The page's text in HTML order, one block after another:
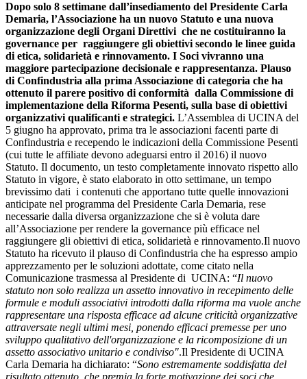
Dopo solo 8 settimane dall’insediamento del Presidente Carla
Demaria, l’Associazione ha un nuovo Statuto e una nuova
organizzazione degli Organi Direttivi che ne costituiranno la
governance per raggiungere gli obiettivi secondo le linee guida
di etica, solidarietà e rinnovamento. I Soci vivranno una
maggiore partecipazione decisionale e rappresentanza. Plauso
di Confindustria alla prima Associazione di categoria che ha
ottenuto il parere positivo di conformità dalla Commissione di
implementazione della Riforma Pesenti, sulla base di obiettivi
organizzativi qualificanti e strategici. L’Assemblea di UCINA del
5 giugno ha approvato, prima tra le associazioni facenti parte di
Confindustria e recependo le indicazioni della Commissione Pesenti
(cui tutte le affiliate devono adeguarsi entro il 2016) il nuovo
Statuto. Il documento, un testo completamente innovato rispetto allo
Statuto in vigore, è stato elaborato in otto settimane, un tempo
brevissimo dati i contenuti che apportano tutte quelle innovazioni
anticipate nel programma del Presidente Carla Demaria, rese
necessarie dalla diversa organizzazione che si è voluta dare
all’Associazione per rendere la governance più efficace nel
raggiungere gli obiettivi di etica, solidarietà e rinnovamento.Il nuovo
Statuto ha ricevuto il plauso di Confindustria che ha espresso ampio
apprezzamento per le soluzioni adottate, come citato nella
Comunicazione trasmessa al Presidente di UCINA: “Il nuovo
statuto non solo realizza un assetto innovativo in recepimento delle
formule e moduli associativi introdotti dalla riforma ma vuole anche
rappresentare una risposta efficace ad alcune criticità organizzative
attraversate negli ultimi mesi, ponendo efficaci premesse per uno
sviluppo qualitativo dell'organizzazione e la ricomposizione di un
assetto associativo unitario e condiviso".Il Presidente di UCINA
Carla Demaria ha dichiarato: “Sono estremamente soddisfatta del
risultato ottenuto, che premia la forte motivazione dei soci che